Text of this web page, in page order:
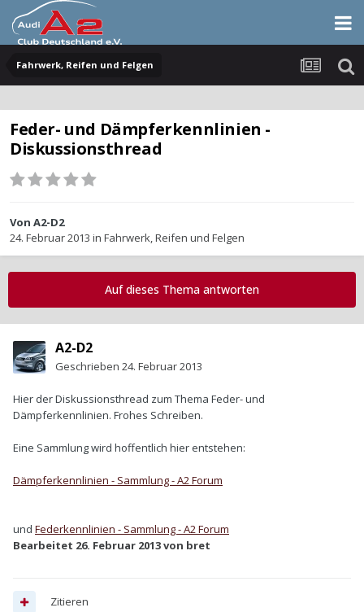
Fahrwerk, Reifen und Felgen
Feder- und Dämpferkennlinien -
Diskussionsthread
Von A2-D2
24. Februar 2013 in Fahrwerk, Reifen und Felgen
Auf dieses Thema antworten
A2-D2
Geschrieben 24. Februar 2013
Hier der Diskussionsthread zum Thema Feder- und
Dämpferkennlinien. Frohes Schreiben.
Eine Sammlung wird hoffentlich hier entstehen:
Dämpferkennlinien - Sammlung - A2 Forum
und Federkennlinien - Sammlung - A2 Forum
Bearbeitet 26. Februar 2013von bret
Zitieren